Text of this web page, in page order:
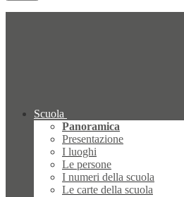
Scuola
Panoramica
Presentazione
I luoghi
Le persone
I numeri della scuola
Le carte della scuola